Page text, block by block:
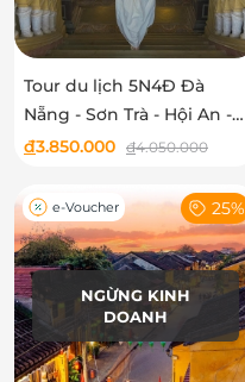
Tour du lịch 5N4Đ Đà
Nẵng - Sơn Trà - Hội An -
Bà Nà - Huế - Phong Nha
đ3.850.000 đ4.050.000
NGỪNG KINH
DOANH
e-Voucher 25%